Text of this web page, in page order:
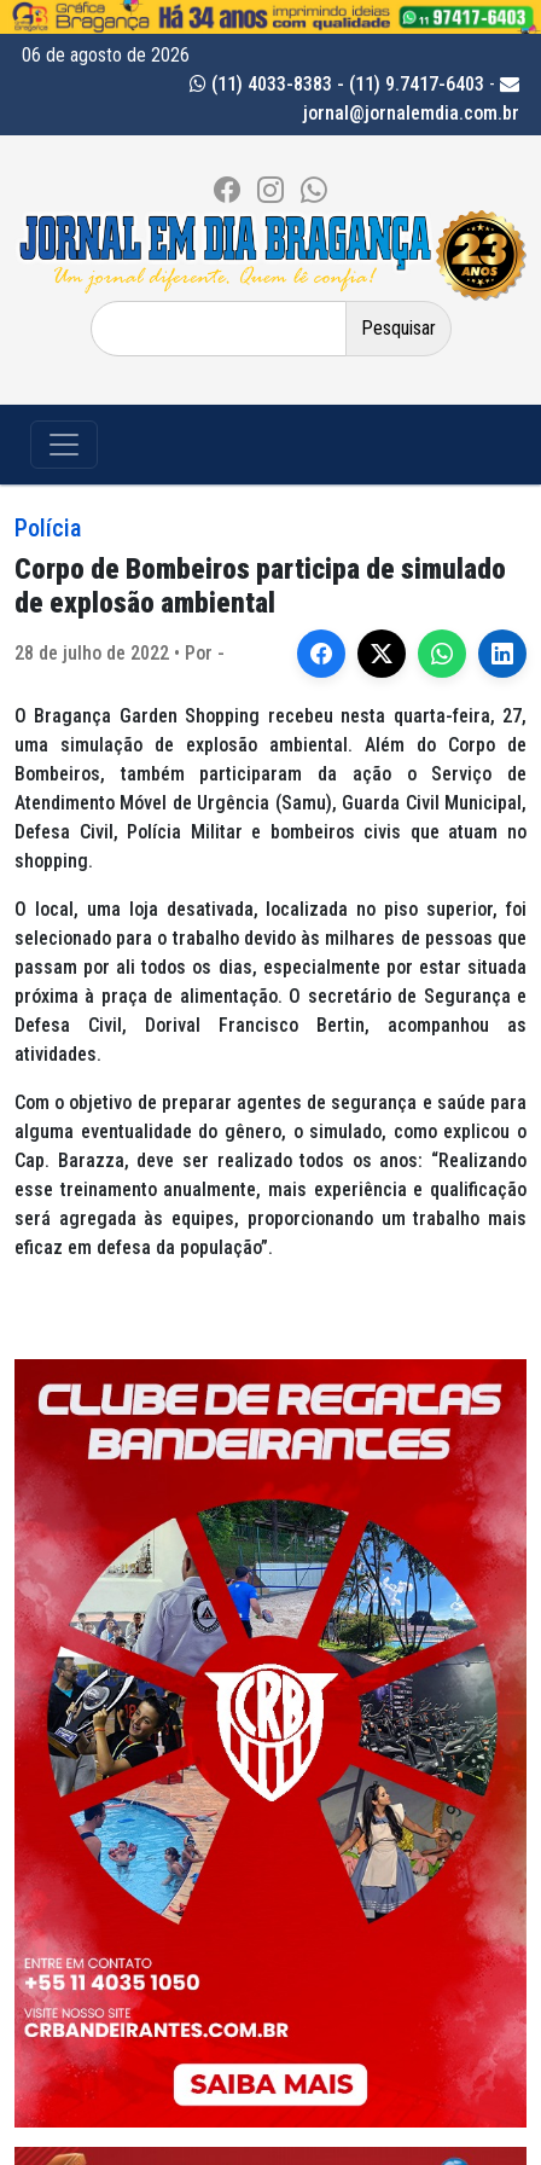
06 de agosto de 2026
(11) 4033-8383 - (11) 9.7417-6403 -
jornal@jornalemdia.com.br
Pesquisar
por:
Polícia
Corpo de Bombeiros participa de simulado
de explosão ambiental
28 de julho de 2022 • Por -
O Bragança Garden Shopping recebeu nesta quarta-feira, 27,
uma simulação de explosão ambiental. Além do Corpo de
Bombeiros, também participaram da ação o Serviço de
Atendimento Móvel de Urgência (Samu), Guarda Civil Municipal,
Defesa Civil, Polícia Militar e bombeiros civis que atuam no
shopping.
O local, uma loja desativada, localizada no piso superior, foi
selecionado para o trabalho devido às milhares de pessoas que
passam por ali todos os dias, especialmente por estar situada
próxima à praça de alimentação. O secretário de Segurança e
Defesa Civil, Dorival Francisco Bertin, acompanhou as
atividades.
Com o objetivo de preparar agentes de segurança e saúde para
alguma eventualidade do gênero, o simulado, como explicou o
Cap. Barazza, deve ser realizado todos os anos: “Realizando
esse treinamento anualmente, mais experiência e qualificação
será agregada às equipes, proporcionando um trabalho mais
eficaz em defesa da população”.